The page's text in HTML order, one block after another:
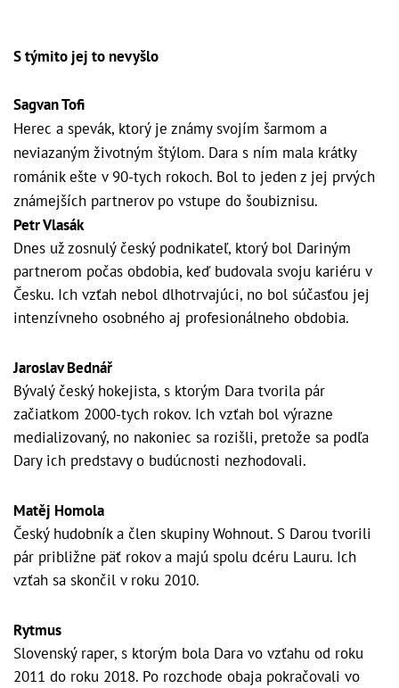
S týmito jej to nevyšlo
Sagvan Tofi
Herec a spevák, ktorý je známy svojím šarmom a
neviazaným životným štýlom. Dara s ním mala krátky
románik ešte v 90-tych rokoch. Bol to jeden z jej prvých
známejších partnerov po vstupe do šoubiznisu.
Petr Vlasák
Dnes už zosnulý český podnikateľ, ktorý bol Dariným
partnerom počas obdobia, keď budovala svoju kariéru v
Česku. Ich vzťah nebol dlhotrvajúci, no bol súčasťou jej
intenzívneho osobného aj profesionálneho obdobia.
Jaroslav Bednář
Bývalý český hokejista, s ktorým Dara tvorila pár
začiatkom 2000-tych rokov. Ich vzťah bol výrazne
medializovaný, no nakoniec sa rozišli, pretože sa podľa
Dary ich predstavy o budúcnosti nezhodovali.
Matěj Homola
Český hudobník a člen skupiny Wohnout. S Darou tvorili
pár približne päť rokov a majú spolu dcéru Lauru. Ich
vzťah sa skončil v roku 2010.
Rytmus
Slovenský raper, s ktorým bola Dara vo vzťahu od roku
2011 do roku 2018. Po rozchode obaja pokračovali vo